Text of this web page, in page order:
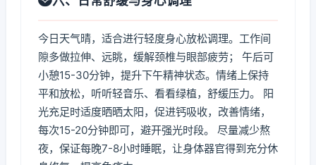
今日天气晴，适合进行轻度身心放松调理。工作间
隙多做拉伸、远眺，缓解颈椎与眼部疲劳； 午后可
小憩15-30分钟，提升下午精神状态。情绪上保持
平和放松，听听轻音乐、看看绿植，舒缓压力。 阳
光充足时适度晒晒太阳，促进钙吸收，改善情绪，
每次15-20分钟即可，避开强光时段。 尽量减少熬
夜，保证每晚7-8小时睡眠，让身体器官得到充分休